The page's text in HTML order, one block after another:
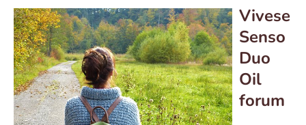
Vivese
Senso
Duo
Oil
forum